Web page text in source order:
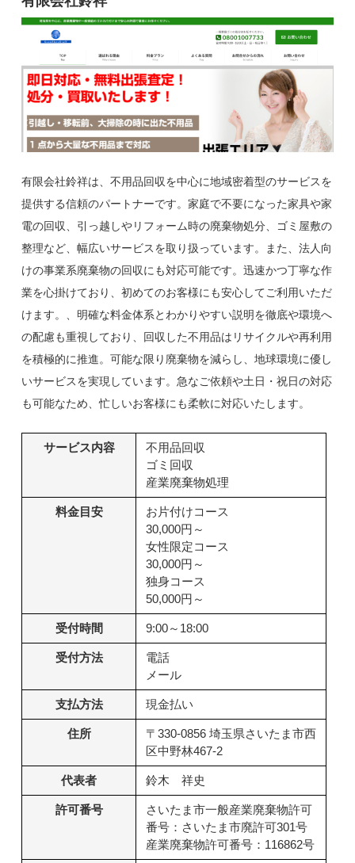
有限会社鈴祥は、不用品回収を中心に地域密着型のサービスを
提供する信頼のパートナーです。家庭で不要になった家具や家
電の回収、引っ越しやリフォーム時の廃棄物処分、ゴミ屋敷の
整理など、幅広いサービスを取り扱っています。また、法人向
けの事業系廃棄物の回収にも対応可能です。迅速かつ丁寧な作
業を心掛けており、初めてのお客様にも安心してご利用いただ
けます。、明確な料金体系とわかりやすい説明を徹底や環境へ
の配慮も重視しており、回収した不用品はリサイクルや再利用
を積極的に推進。可能な限り廃棄物を減らし、地球環境に優し
いサービスを実現しています。急なご依頼や土日・祝日の対応
も可能なため、忙しいお客様にも柔軟に対応いたします。
サービス内容
不用品回収
ゴミ回収
産業廃棄物処理
料金目安
お片付けコース
30,000円～
女性限定コース
30,000円～
独身コース
50,000円～
受付時間 9:00～18:00
受付方法
電話
メール
支払方法 現金払い
住所
〒330-0856 埼玉県さいたま市西
区中野林467-2
代表者 鈴木 祥史
許可番号
さいたま市一般産業廃棄物許可
番号：さいたま市廃許可301号
産業廃棄物許可番号：116862号